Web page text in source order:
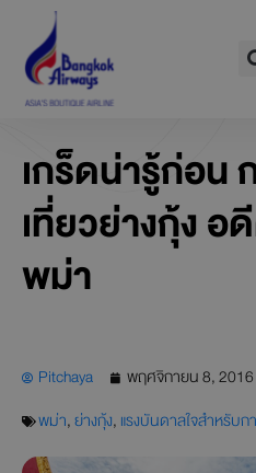
content
เกร็ดน่ารู้ก่อน
เที่ยวย่างกุ้ง อ
พม่า
Pitchaya
พฤศจิกายน 8, 2016
พม่า,ย่างกุ้ง, แรงบันดาลใจสำหรับก